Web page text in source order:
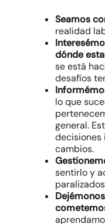
Seamos
realidad
dónde
se está
desafíos
lo que
general.
decisiones
cambios.
sentirlo y